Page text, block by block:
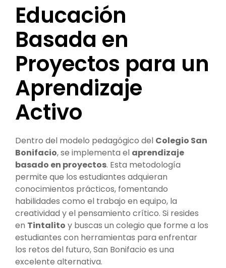
Educación
Basada en
Proyectos para un
Aprendizaje
Activo
Dentro del modelo pedagógico del Colegio San
Bonifacio, se implementa el aprendizaje
basado en proyectos. Esta metodología
permite que los estudiantes adquieran
conocimientos prácticos, fomentando
habilidades como el trabajo en equipo, la
creatividad y el pensamiento crítico. Si resides
en Tintalito y buscas un colegio que forme a los
estudiantes con herramientas para enfrentar
los retos del futuro, San Bonifacio es una
excelente alternativa.